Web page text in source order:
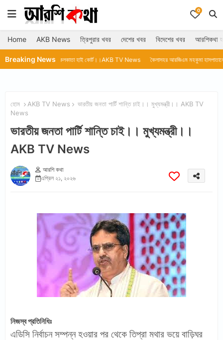
0
Home AKB News ত্রিপুরার খবর দেশের খবর বিদেশের খবর আরশিকথা
Breaking News
কলকাতা হাই কোর্ট।।AKB TV News কৈলাসহর আরজিএম মহকুমা হাসপাতালে থার্মোমিটার
হোম AKB TV News
ভারতীয় জনতা পার্টি শান্তি চাই।। মুখ্যমন্ত্রী।। AKB TV
News
ভারতীয় জনতা পার্টি শান্তি চাই।। মুখ্যমন্ত্রী।।
AKB TV News
আরশি কথা
এপ্রিল ২১, ২০২৬
নিজস্ব প্রতিনিধিঃ
এডিসি নির্বাচন সম্পন্ন হওয়ার পর থেকে তিপ্রা মথার ভয়ে বাড়িঘর